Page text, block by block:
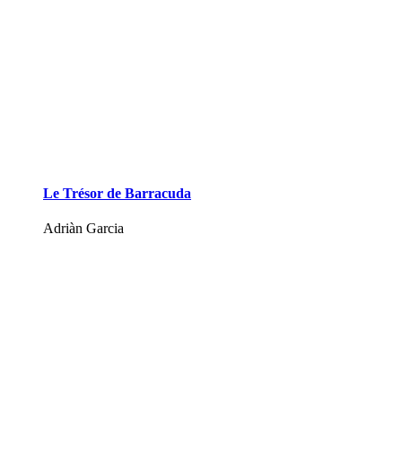
Le Trésor de Barracuda
Adriàn Garcia